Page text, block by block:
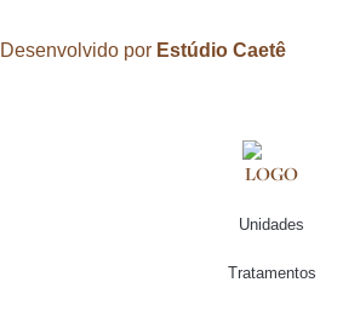
Desenvolvido por Estúdio Caetê
Unidades
Tratamentos